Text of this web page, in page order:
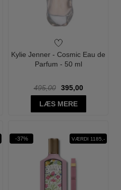
Kylie Jenner - Cosmic Eau de
Parfum - 50 ml
495,00
395,00
LÆS MERE
-37% VÆRDI 1185,-